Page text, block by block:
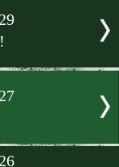
上尚弥は
秘蔵っ子が